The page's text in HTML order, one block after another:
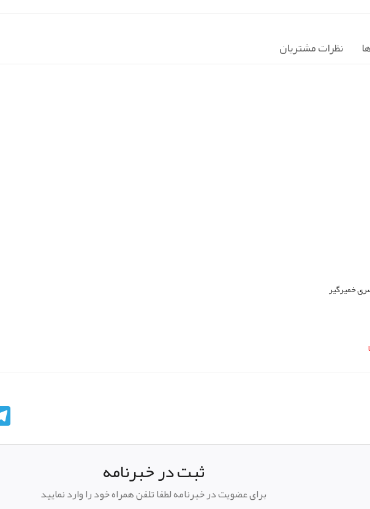
نظرات مشتریان
خمیرگیر
ثبت در خبرنامه
برای عضویت در خبرنامه لطفا تلفن همراه خود را وارد نمایید